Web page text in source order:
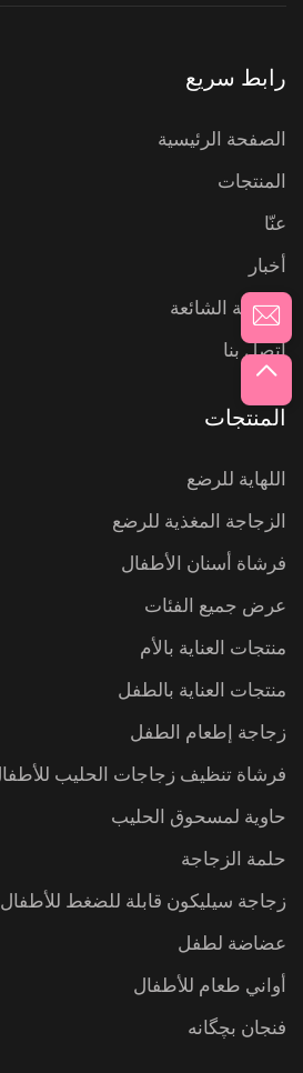
رابط سريع
الصفحة الرئيسية
المنتجات
عنّا
أخبار
الأسئلة الشائعة
اتصل بنا
المنتجات
اللهاية للرضع
الزجاجة المغذية للرضع
فرشاة أسنان الأطفال
عرض جميع الفئات
منتجات العناية بالأم
منتجات العناية بالطفل
زجاجة إطعام الطفل
فرشاة تنظيف زجاجات الحليب
حاوية لمسحوق الحليب
حلمة الزجاجة
زجاجة سيليكون قابلة للضغط للأطفال
عضاضة لطفل
أواني طعام للأطفال
فنجان بچگانه